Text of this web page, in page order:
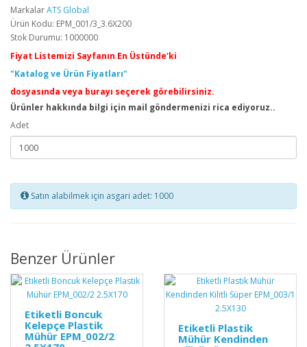
MarkalarATS Global
Ürün Kodu: EPM_001/3_3.6X200
Stok Durumu: 1000000
Fiyat Listemizi Sayfanın En Üstünde'ki
"Katalog ve Ürün Fiyatları"
dosyasında veya burayı seçerek görebilirsiniz.
Ürünler hakkında bilgi için mail göndermenizi rica ediyoruz..
Adet
Satın alabilmek için asgari adet: 1000
Benzer Ürünler
Etiketli Boncuk
Kelepçe Plastik
Mühür EPM_002/2
Etiketli Plastik
Mühür Kendinden